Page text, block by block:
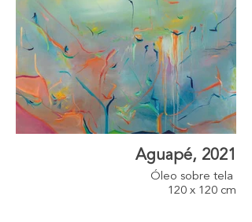
Aguapé, 2021
Óleo sobre tela
120 x 120 cm